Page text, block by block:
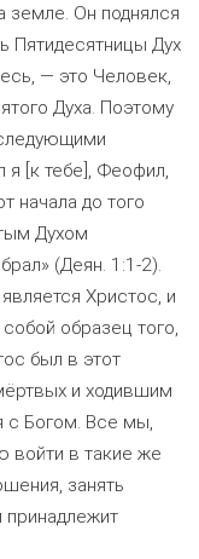
земле. Он поднялся
Пятидесятницы Дух
— это Человек,
Духа. Поэтому
я [к тебе], Феофил,
начала до того
Духом
(Деян. 1:1-2).
Христос, и
образец того,
был в этот
и ходившим
с Богом. Все мы,
войти в такие же
занять